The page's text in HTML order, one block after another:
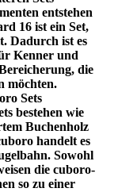
entstehen
16 ist ein Set,
Dadurch ist es
Kenner und
die
möchten.
Sets
bestehen wie
Buchenholz
handelt es
Sowohl
die cuboro-
so zu einer